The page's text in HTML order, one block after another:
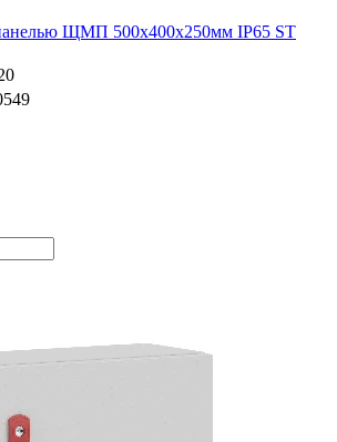
ЩМП 500x400x250мм IP65 ST